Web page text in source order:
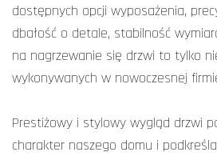
dostępnych opcji wyposażenia,
dbałość o detale, stabilność
na nagrzewanie się drzwi to tylko
wykonywanych w nowoczesnej
Prestiżowy i stylowy wygląd drzwi
charakter naszego domu i